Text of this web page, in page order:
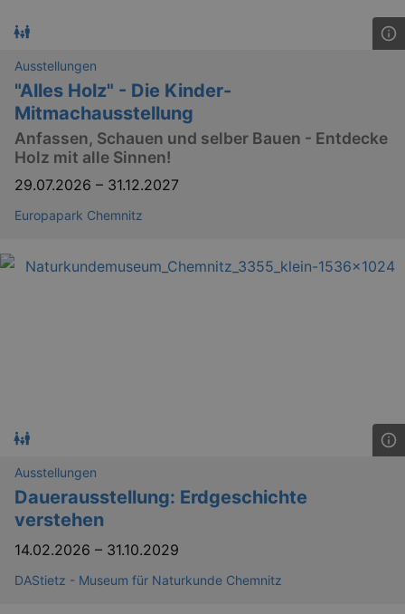
Ausstellungen
"Alles Holz" - Die Kinder-
Mitmachausstellung
Anfassen, Schauen und selber Bauen - Entdecke
Holz mit alle Sinnen!
29.07.2026 – 31.12.2027
Europapark Chemnitz
Ausstellungen
Dauerausstellung: Erdgeschichte
verstehen
14.02.2026 – 31.10.2029
DAStietz - Museum für Naturkunde Chemnitz